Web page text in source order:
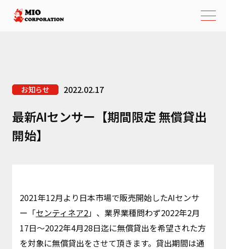
お知らせ 2022.02.17
最新AIセンサー【期間限定 無償貸出
開始】
2021年12月より日本市場で販売開始したAIセンサ
ー「センティネア2」、業界業種問わず2022年2月
17日～2022年4月28日迄に無償貸出を希望された方
を対象に無償貸出をさせて頂きます。貸出期間は通